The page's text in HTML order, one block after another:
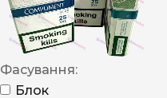
Фасування:
Блок